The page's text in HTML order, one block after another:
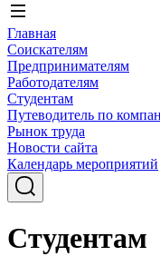
Главная
Соискателям
Предпринимателям
Работодателям
Студентам
Путеводитель по
Рынок труда
Новости сайта
Календарь мероприятий
Студентам